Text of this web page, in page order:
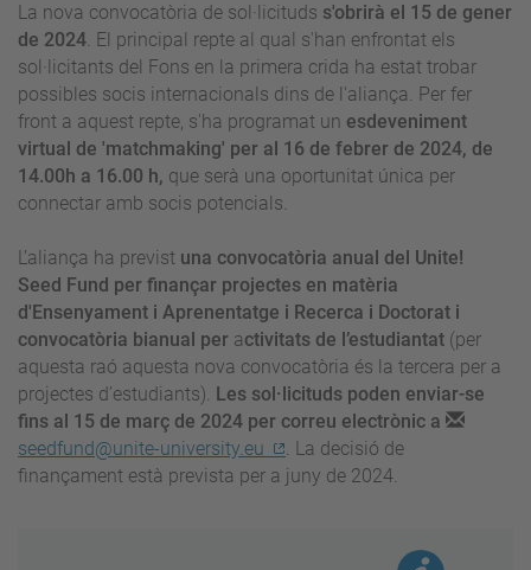
La nova convocatòria de sol·licituds s'obrirà el 15 de gener
de 2024. El principal repte al qual s'han enfrontat els
sol·licitants del Fons en la primera crida ha estat trobar
possibles socis internacionals dins de l'aliança. Per fer
front a aquest repte, s'ha programat un esdeveniment
virtual de 'matchmaking' per al 16 de febrer de 2024, de
14.00h a 16.00 h, que serà una oportunitat única per
connectar amb socis potencials.
L’aliança ha previst una convocatòria anual del Unite!
Seed Fund per finançar projectes en matèria
d'Ensenyament i Aprenentatge i Recerca i Doctorat i
convocatòria bianual per activitats de l’estudiantat (per
aquesta raó aquesta nova convocatòria és la tercera per a
projectes d’estudiants). Les sol·licituds poden enviar-se
fins al 15 de març de 2024 per correu electrònic a
seedfund@unite-university.eu
. La decisió de
finançament està prevista per a juny de 2024.